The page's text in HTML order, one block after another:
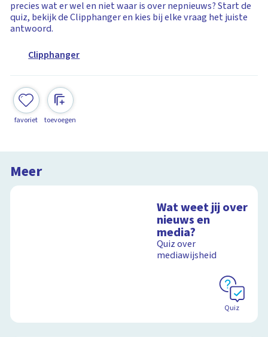
precies wat er wel en niet waar is over nepnieuws? Start de
quiz, bekijk de Clipphanger en kies bij elke vraag het juiste
antwoord.
Clipphanger
favoriet toevoegen
Meer
Wat weet jij over
nieuws en
media?
Quiz over
mediawijsheid
Quiz